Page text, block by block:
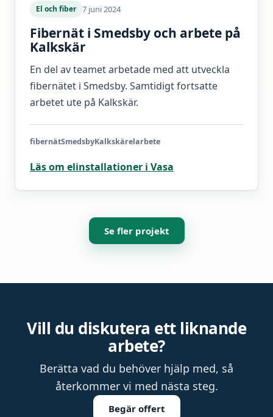
El och fiber 7 juni 2024
Fibernät i Smedsby och arbete på
Kalkskär
En del av teamet arbetade med att utveckla
fibernätet i Smedsby. Samtidigt fortsatte
arbetet ute på Kalkskär.
fibernätSmedsbyKalkskärelarbete
Läs om elinstallationer i Vasa
Se fler projekt
Vill du diskutera ett liknande
arbete?
Berätta vad du behöver hjälp med, så
återkommer vi med nästa steg.
Begär offert